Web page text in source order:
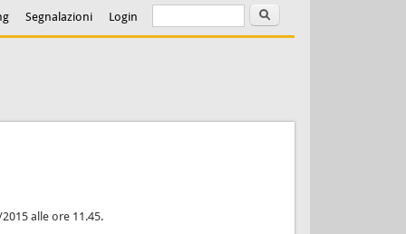
Segnalazioni Login Form di ricerca
Cerca
alle ore 11.45.